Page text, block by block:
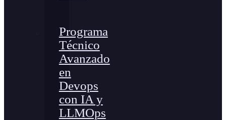
Programa
Técnico
Avanzado
en
Devops
con IA y
LLMOps